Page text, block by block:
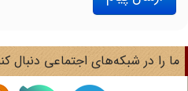
را در شبکه‌های اجتماعی دنبال کنید